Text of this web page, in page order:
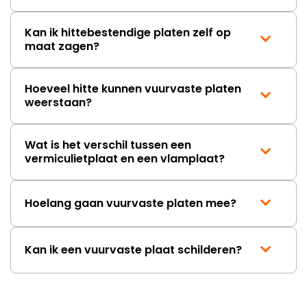
Kan ik hittebestendige platen zelf op
maat zagen?
Hoeveel hitte kunnen vuurvaste platen
weerstaan?
Wat is het verschil tussen een
vermiculietplaat en een vlamplaat?
Hoelang gaan vuurvaste platen mee?
Kan ik een vuurvaste plaat schilderen?